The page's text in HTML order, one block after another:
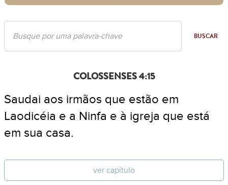
BUSCAR
COLOSSENSES 4:15
Saudai aos irmãos que estão em
Laodicéia e a Ninfa e à igreja que está
em sua casa.
ver capítulo